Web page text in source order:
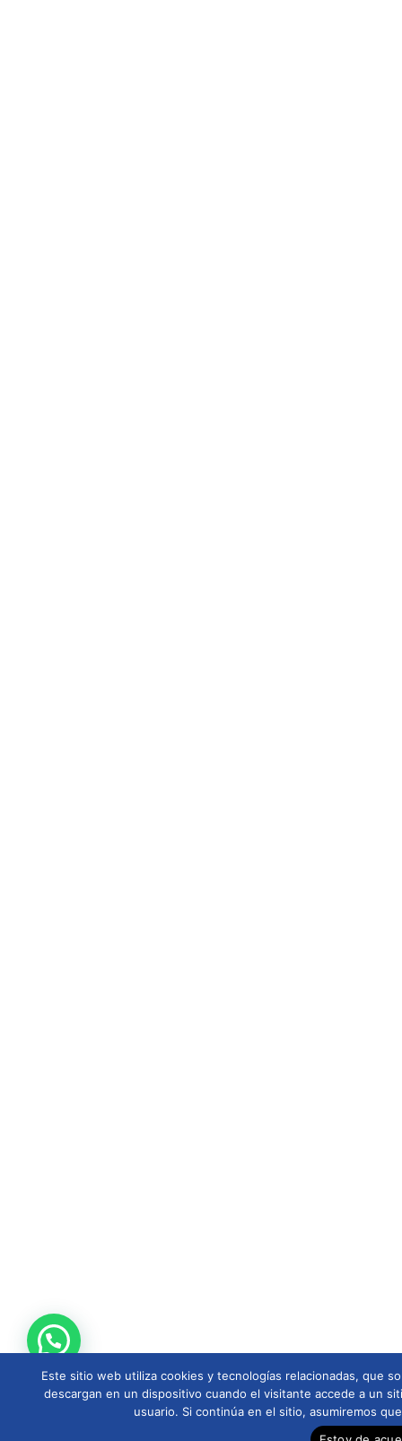
Este sitio web utiliza cookies y tecnologías relacionadas, que
descargan en un dispositivo cuando el visitante accede a un
usuario. Si continúa en el sitio, asumiremos